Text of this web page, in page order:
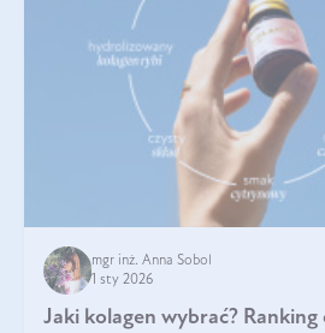
mgr inż. Anna Sobol
1 sty 2026
Jaki kolagen wybrać? Ranking